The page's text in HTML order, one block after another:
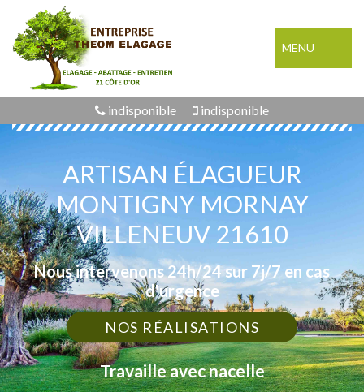
MENU
indisponible indisponible
ARTISAN ÉLAGUEUR
MONTIGNY MORNAY
VILLENEUV 21610
Nous intervenons 24h/24 sur 7j/7 en cas
d'urgence
NOS RÉALISATIONS
Travaille avec nacelle